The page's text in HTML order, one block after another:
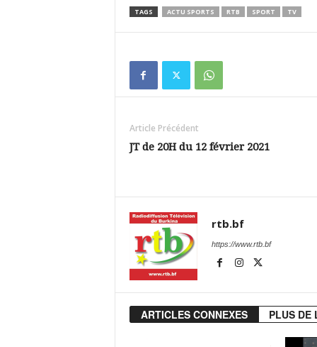
TAGS ACTU SPORTS RTB SPORT TV
Article Précédent
JT de 20H du 12 février 2021
rtb.bf
https://www.rtb.bf
ARTICLES CONNEXES PLUS DE